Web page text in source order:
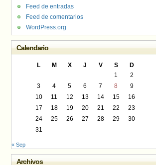
Feed de entradas
Feed de comentarios
WordPress.org
Calendario
L M X J V S
D
1
2
3
4 5 6 7 8
9
10
11 12 13 14 15
16
17
18 19 20 21 22
23
24
25 26 27 28 29
30
31
« Sep
Archivos